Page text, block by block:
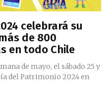
celebrará su
de 800
en todo Chile
de mayo, el sábado 25 y
del Patrimonio 2024 en